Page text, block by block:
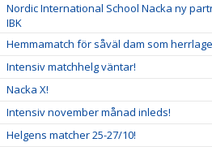
Nordic International School Nacka ny
IBK
Hemmamatch för såväl dam som
Intensiv matchhelg väntar!
Nacka X!
Intensiv november månad inleds!
Helgens matcher 25-27/10!